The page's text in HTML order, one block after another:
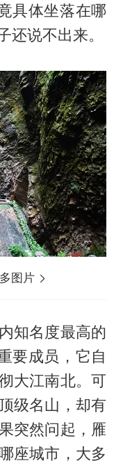
具体坐落在哪
还说不出来。
图片
知名度最高的
要成员，它自
大江南北。可
级名山，却有
突然问起，雁
座城市，大多